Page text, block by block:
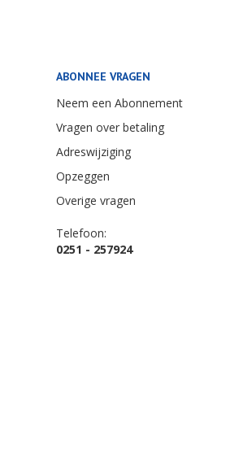
ABONNEE VRAGEN
Neem een Abonnement
Vragen over betaling
Adreswijziging
Opzeggen
Overige vragen
Telefoon:
0251 - 257924